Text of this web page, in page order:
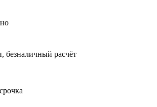
безналичный расчёт